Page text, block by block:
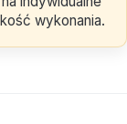
wykonania.